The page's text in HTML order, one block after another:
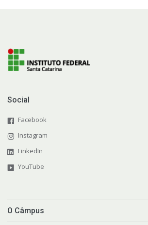
Social
Facebook
Instagram
LinkedIn
YouTube
O Câmpus